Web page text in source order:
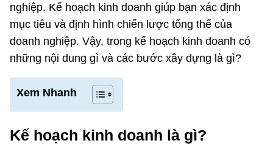
nghiệp. Kế hoạch kinh doanh giúp bạn xác định
mục tiêu và định hình chiến lược tổng thể của
doanh nghiệp. Vậy, trong kế hoạch kinh doanh có
những nội dung gì và các bước xây dựng là gì?
Xem Nhanh
Kế hoạch kinh doanh là gì?